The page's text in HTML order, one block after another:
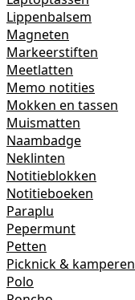
Lippenbalsem
Magneten
Markeerstiften
Meetlatten
Memo notities
Mokken en tassen
Muismatten
Naambadge
Neklinten
Notitieblokken
Notitieboeken
Paraplu
Pepermunt
Petten
Picknick & kamperen
Polo